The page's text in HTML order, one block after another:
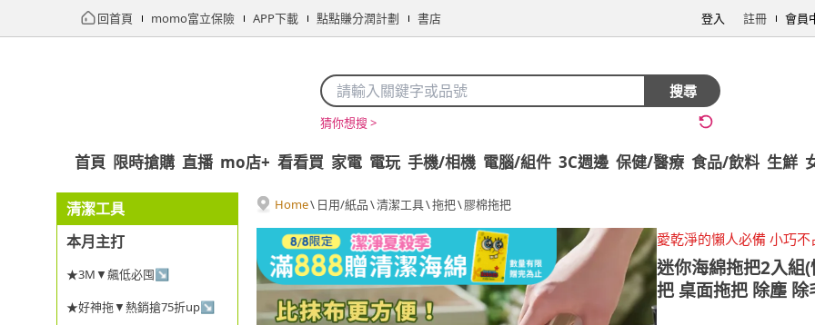
回首頁 momo富立保險 APP下載 點點賺分潤計劃 書店 登入 註冊 會員
搜尋
猜你想搜 >
首頁 限時搶購 直播 mo店+ 看看買 家電 電玩 手機/相機 電腦/組件 3C週邊 保健/醫療 食品/飲料 生鮮
清潔工具
本月主打
★3M▼飆低必囤↘
★好神拖▼熱銷搶75折up↘
Home\ 日用/紙品\清潔工具\拖把\膠棉拖把
愛乾淨的懶人必備 小巧不
迷你海綿拖把2入組
把 桌面拖把 除塵 除